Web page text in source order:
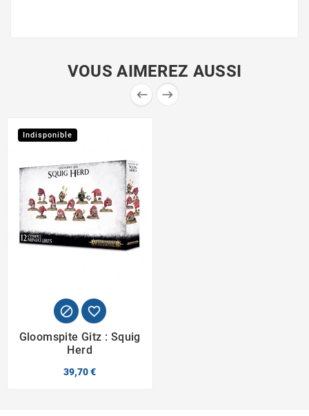
VOUS AIMEREZ AUSSI
 
Indisponible
 
Gloomspite Gitz : Squig
Herd
39,70 €